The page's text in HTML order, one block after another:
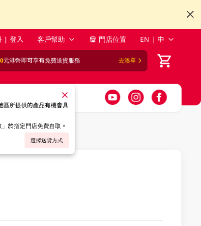
| 登入 客戶幫助 門店位置 EN | 中
元港幣即可享有免費送貨服務 去湊單
區所提供的產品有機會具
於指定門店免費自取。
選擇送貨方式